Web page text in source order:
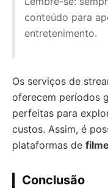
conteúdo para
entretenimento.
Os serviços de
oferecem períodos
perfeitas para
custos. Assim, é
plataformas de
Conclusão